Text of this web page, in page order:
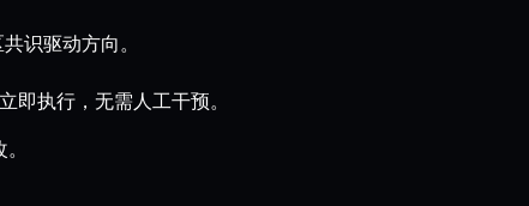
识驱动方向。
执行，无需人工干预。